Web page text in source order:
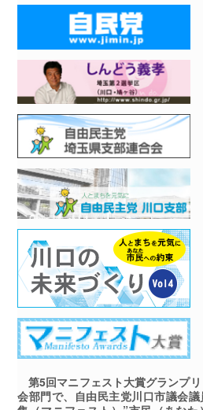
第5回マニフェスト大賞グランプ
会部門で、自由民主党川口市議会